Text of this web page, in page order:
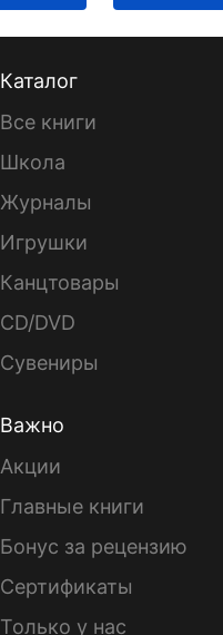
Каталог
Все книги
Школа
Журналы
Игрушки
Канцтовары
CD/DVD
Сувениры
Важно
Акции
Главные книги
Бонус за рецензию
Сертификаты
Только у нас